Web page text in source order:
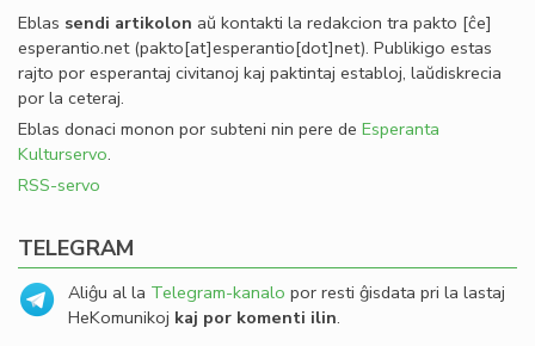
Eblas sendi artikolon aŭ kontakti la redakcion tra pakto [ĉe]
esperantio.net(pakto[at]esperantio[dot]net). Publikigo estas
rajto por esperantaj civitanoj kaj paktintaj establoj, laŭdiskrecia
por la ceteraj.
Eblas donaci monon por subteni nin pere de Esperanta
Kulturservo.
RSS-servo
TELEGRAM
Aliĝu al la Telegram-kanalo por resti ĝisdata pri la lastaj
HeKomunikoj kaj por komenti ilin.